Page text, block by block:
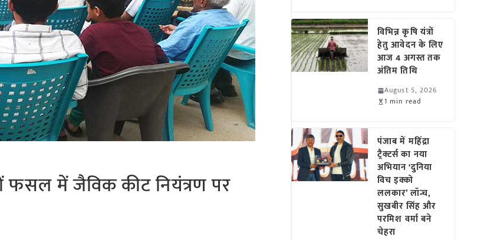
फसल में जैविक कीट नियंत्रण पर
विभिन्न कृषि यंत्रों
हेतु आवेदन के लिए
आज 4 अगस्त तक
अंतिम तिथि
August 5, 2026
1 min read
पंजाब में महिंद्रा
ट्रैक्टर्स का नया
अभियान ‘दुनिया
विच इक्को
ललकार’ लॉन्च,
सुखबीर सिंह और
परमिश वर्मा बने
चेहरा